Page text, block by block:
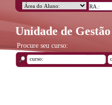
Unidade de
Procure seu curso: